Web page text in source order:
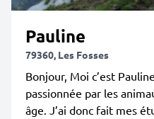
Pauline
79360, Les Fosses
Bonjour, Moi c’est
passionnée par les
âge. J’ai donc fait mes